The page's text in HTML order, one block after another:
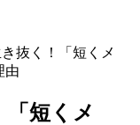
抜く！「短くメ
由
「短くメ